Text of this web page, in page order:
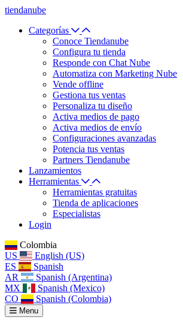
tiendanube
Categorías
Conoce Tiendanube
Configura tu tienda
Responde con Chat Nube
Automatiza con Marketing Nube
Vende offline
Gestiona tus ventas
Personaliza tu diseño
Activa medios de pago
Activa medios de envío
Configuraciones avanzadas
Potencia tus ventas
Partners Tiendanube
Lanzamientos
Herramientas
Herramientas gratuitas
Tienda de aplicaciones
Especialistas
Login
Colombia
US
English (US)
ES
Spanish
AR
Spanish (Argentina)
MX
Spanish (Mexico)
CO
Spanish (Colombia)
Menu